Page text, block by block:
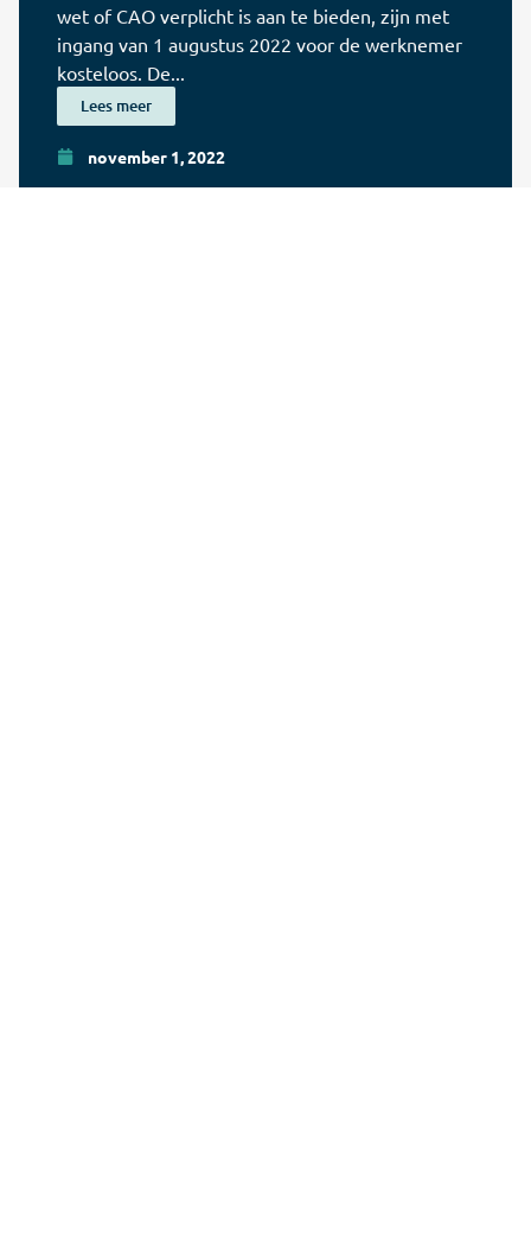
wet of CAO verplicht is aan te bieden, zijn met
ingang van 1 augustus 2022 voor de werknemer
kosteloos. De...
Lees meer
november 1, 2022